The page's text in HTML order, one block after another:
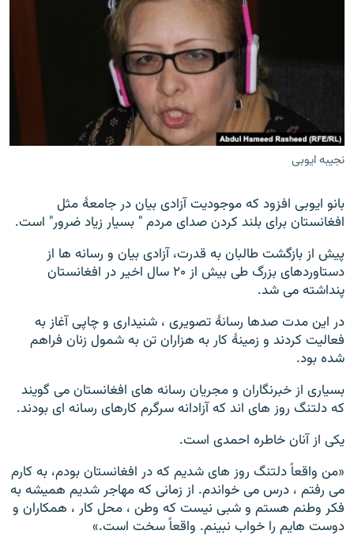
نجیبه ایوبی
بانو ایوبی افزود که موجودیت آزادی بیان در جامعۀ مثل
افغانستان برای بلند کردن صدای مردم " بسیار زیاد ضرور" است.
پیش از بازگشت طالبان به قدرت، آزادی بیان و رسانه ها از
دستاوردهای بزرگ طی بیش از ۲۰ سال اخیر در افغانستان
پنداشته می شد.
در این مدت صدها رسانۀ تصویری ، شنیداری و چاپی آغاز به
فعالیت کردند و زمینۀ کار به هزاران تن به شمول زنان فراهم
شده بود.
بسیاری از خبرنگاران و مجریان رسانه های افغانستان می گویند
که دلتنگ روز های اند که آزادانه سرگرم کارهای رسانه ای بودند.
یکی از آنان خاطره احمدی است.
«من واقعاً دلتنگ روز های شدیم که در افغانستان بودم، به کارم
می رفتم ، درس می خواندم. از زمانی که مهاجر شدیم همیشه به
فکر وطنم هستم و شبی نیست که وطن ، محل کار ، همکاران و
دوست هایم را خواب نبینم. واقعاً سخت است.»